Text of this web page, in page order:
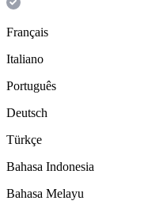
Français
Italiano
Português
Deutsch
Türkçe
Bahasa Indonesia
Bahasa Melayu